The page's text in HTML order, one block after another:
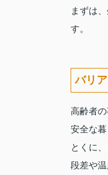
まずは
す。
バリ
高齢者
安全な
とくに
段差や